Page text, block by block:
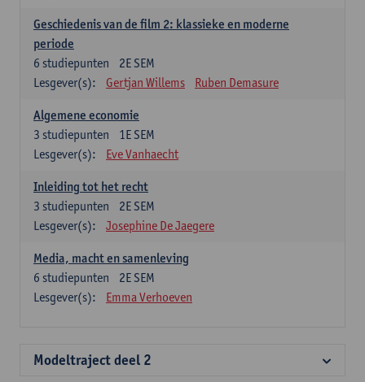
Geschiedenis van de film 2: klassieke en moderne
periode
2E SEM
6 studiepunten
Lesgever(s):
Gertjan Willems Ruben Demasure
Algemene economie
1E SEM
3 studiepunten
Lesgever(s):
Eve Vanhaecht
Inleiding tot het recht
2E SEM
3 studiepunten
Lesgever(s):
Josephine De Jaegere
Media, macht en samenleving
2E SEM
6 studiepunten
Lesgever(s):
Emma Verhoeven
Modeltraject deel 2